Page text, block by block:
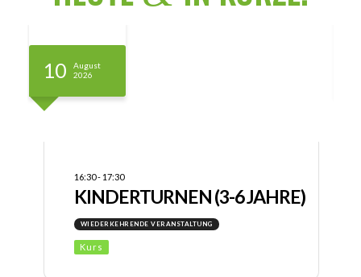
10
August
2026
16:30- 17:30
KINDERTURNEN (3-6 JAHRE)
WIEDERKEHRENDE VERANSTALTUNG
Kurs